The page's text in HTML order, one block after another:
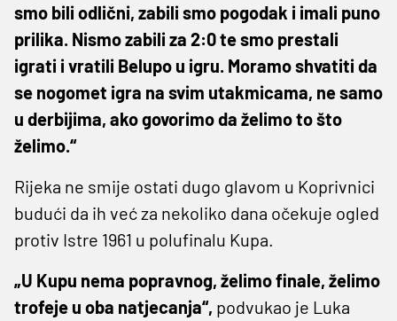
smo bili odlični, zabili smo pogodak i imali puno
prilika. Nismo zabili za 2:0 te smo prestali
igrati i vratili Belupo u igru. Moramo shvatiti da
se nogomet igra na svim utakmicama, ne samo
u derbijima, ako govorimo da želimo to što
želimo.“
Rijeka ne smije ostati dugo glavom u Koprivnici
budući da ih već za nekoliko dana očekuje ogled
protiv Istre 1961 u polufinalu Kupa.
„U Kupu nema popravnog, želimo finale, želimo
trofeje u oba natjecanja“, podvukao je Luka